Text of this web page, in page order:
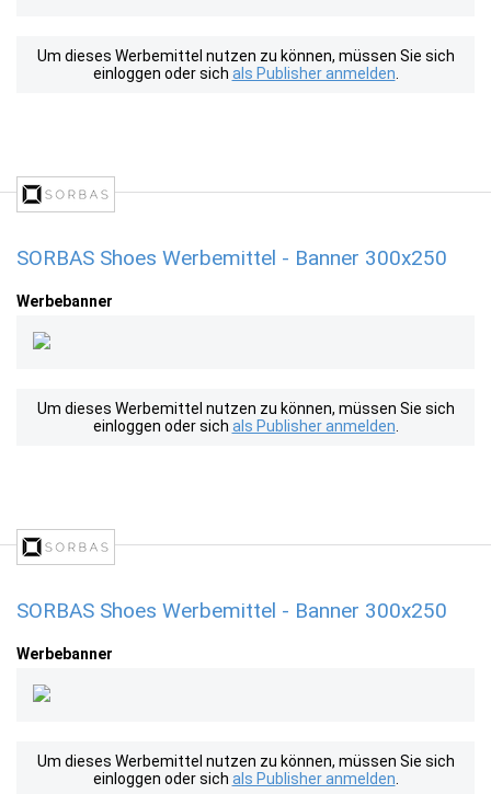
Um dieses Werbemittel nutzen zu können, müssen Sie sich
einloggen oder sich als Publisher anmelden
SORBAS Shoes Werbemittel - Banner 300x250
Werbebanner
Um dieses Werbemittel nutzen zu können, müssen Sie sich
einloggen oder sich als Publisher anmelden
SORBAS Shoes Werbemittel - Banner 300x250
Werbebanner
Um dieses Werbemittel nutzen zu können, müssen Sie sich
einloggen oder sich als Publisher anmelden